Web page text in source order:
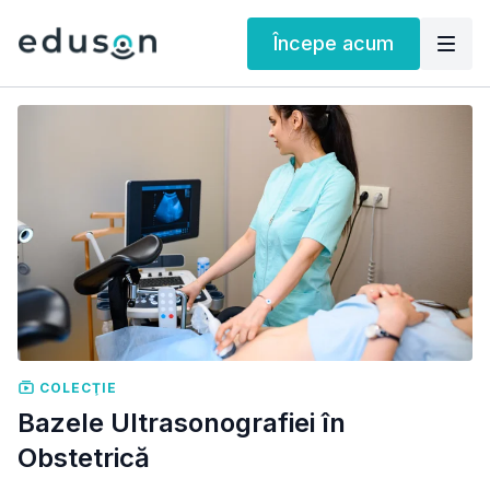
Începe acum
COLECŢIE
Bazele Ultrasonografiei în
Obstetrică